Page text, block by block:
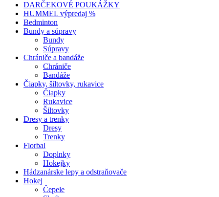
DARČEKOVÉ POUKÁŽKY
HUMMEL výpredaj %
Bedminton
Bundy a súpravy
Bundy
Súpravy
Chrániče a bandáže
Chrániče
Bandáže
Čiapky, šiltovky, rukavice
Čiapky
Rukavice
Šiltovky
Dresy a trenky
Dresy
Trenky
Florbal
Doplnky
Hokejky
Hádzanárske lepy a odstraňovače
Hokej
Čepele